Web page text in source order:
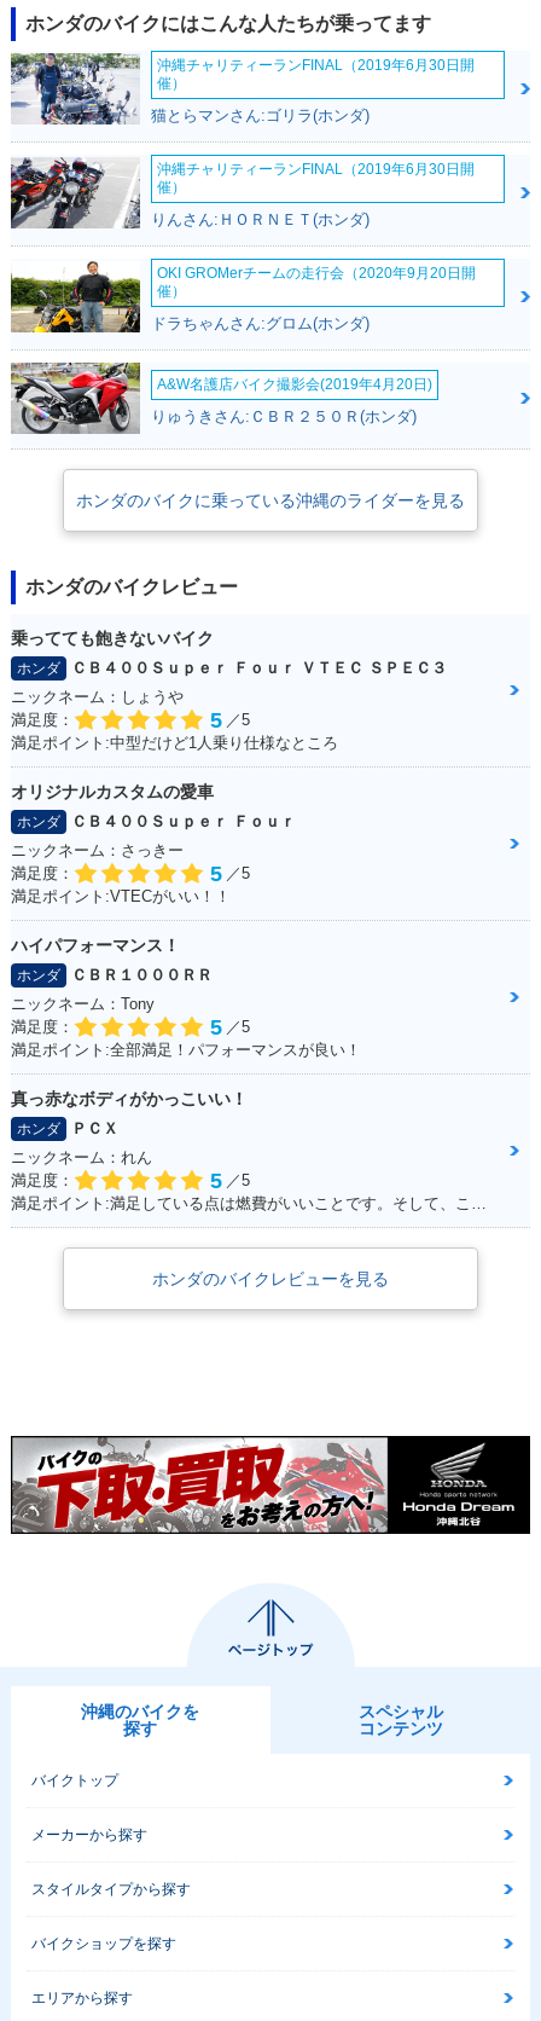
限定仕様
サリー・特別・限定
仕様
ェンジ
2012年 Super Cub
110・フルモデルチ
2010年 Super Cub
110・カラーチェン
2010年 Super Cub
110・カラーチェン
2009年 Super Cub
ホンダのバイクにはこんな人たちが乗ってます
沖縄チャリティーランFINAL（2019年6月30日開
催）
猫とらマンさん:ゴリラ(ホンダ)
沖縄チャリティーランFINAL（2019年6月30日開
催）
りんさん:ＨＯＲＮＥＴ(ホンダ)
OKI GROMerチームの走行会（2020年9月20日開
催）
ドラちゃんさん:グロム(ホンダ)
A&W名護店バイク撮影会(2019年4月20日)
りゅうきさん:ＣＢＲ２５０Ｒ(ホンダ)
ホンダのバイクに乗っている沖縄のライダーを見る
ホンダのバイクレビュー
乗ってても飽きないバイク
ホンダ
ＣＢ４００Ｓｕｐｅｒ Ｆｏｕｒ ＶＴＥＣ ＳＰＥＣ３
ニックネーム：しょうや
満足度：
5 ／5
満足ポイント:中型だけど1人乗り仕様なところ
オリジナルカスタムの愛車
ホンダ
ＣＢ４００Ｓｕｐｅｒ Ｆｏｕｒ
ニックネーム：さっきー
満足度：
5 ／5
満足ポイント:VTECがいい！！
ハイパフォーマンス！
ホンダ
ＣＢＲ１０００ＲＲ
ニックネーム：Tony
満足度：
5 ／5
満足ポイント:全部満足！パフォーマンスが良い！
真っ赤なボディがかっこいい！
ホンダ
ＰＣＸ
ニックネーム：れん
満足度：
5 ／5
満足ポイント:満足している点は燃費がいいことです。そして、この赤色がこだわりポイントです！
ホンダのバイクレビューを見る
沖縄のバイクを
探す
スペシャル
コンテンツ
バイクトップ
メーカーから探す
スタイルタイプから探す
バイクショップを探す
エリアから探す